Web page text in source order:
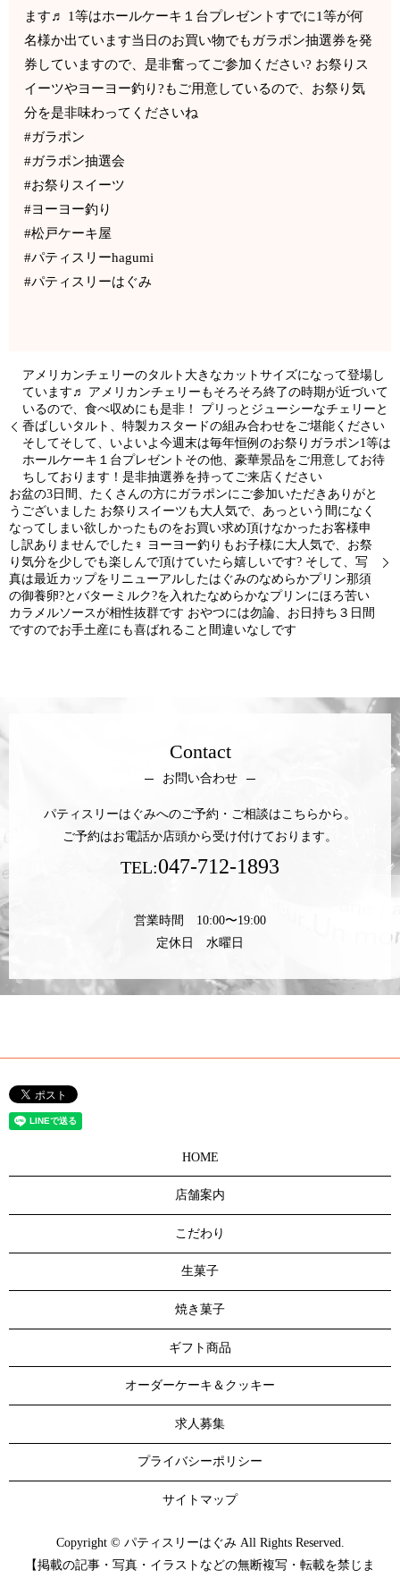
ます♬ 1等はホールケーキ１台プレゼントすでに1等が何
名様か出ています当日のお買い物でもガラポン抽選券を発
券していますので、是非奮ってご参加ください? お祭りス
イーツやヨーヨー釣り?もご用意しているので、お祭り気
分を是非味わってくださいね
#ガラポン
#ガラポン抽選会
#お祭りスイーツ
#ヨーヨー釣り
#松戸ケーキ屋
#パティスリーhagumi
#パティスリーはぐみ
アメリカンチェリーのタルト大きなカットサイズになって登場し
ています♬ アメリカンチェリーもそろそろ終了の時期が近づいて
いるので、食べ収めにも是非！ プリっとジューシーなチェリーと
香ばしいタルト、特製カスタードの組み合わせをご堪能ください
そしてそして、いよいよ今週末は毎年恒例のお祭りガラポン1等は
ホールケーキ１台プレゼント︎その他、豪華景品をご用意してお待
ちしております！是非抽選券を持ってご来店ください
お盆の3日間、たくさんの方にガラポンにご参加いただきありがと
うございました お祭りスイーツも大人気で、あっという間になく
なってしまい欲しかったものをお買い求め頂けなかったお客様申
し訳ありませんでした‍♀️ ヨーヨー釣りもお子様に大人気で、お祭
り気分を少しでも楽しんで頂けていたら嬉しいです? そして、写
真は最近カップをリニューアルしたはぐみのなめらかプリン那須
の御養卵?とバターミルク?を入れたなめらかなプリンにほろ苦い
カラメルソースが相性抜群です おやつには勿論、お日持ち３日間
ですのでお手土産にも喜ばれること間違いなしです
Contact
お問い合わせ
パティスリーはぐみへのご予約・ご相談はこちらから。
ご予約はお電話か店頭から受け付けております。
TEL:047-712-1893
営業時間 10:00〜19:00
定休日 水曜日
HOME
店舗案内
こだわり
生菓子
焼き菓子
ギフト商品
オーダーケーキ＆クッキー
求人募集
プライバシーポリシー
サイトマップ
Copyright © パティスリーはぐみ All Rights Reserved.
【掲載の記事・写真・イラストなどの無断複写・転載を禁じま